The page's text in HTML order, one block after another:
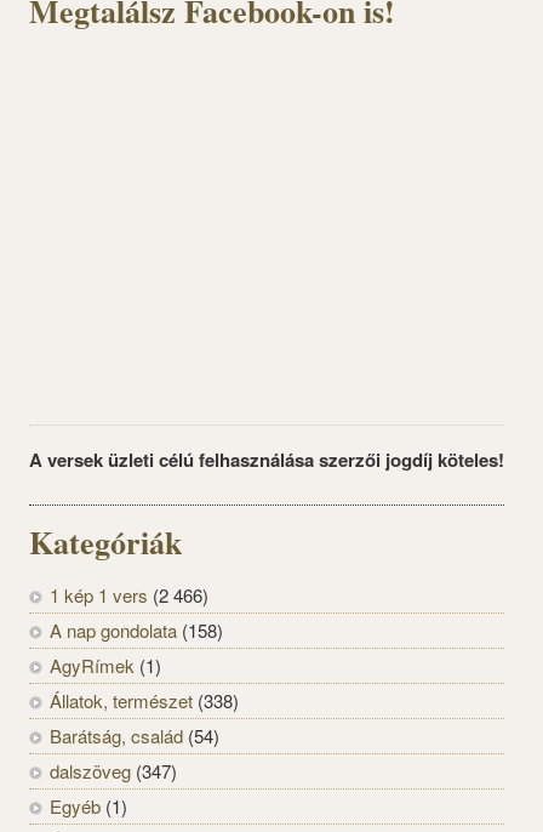
Megtalálsz Facebook-on is!
A versek üzleti célú felhasználása szerzői jogdíj köteles!
Kategóriák
1 kép 1 vers (2 466)
A nap gondolata (158)
AgyRímek (1)
Állatok, természet (338)
Barátság, család (54)
dalszöveg (347)
Egyéb (1)